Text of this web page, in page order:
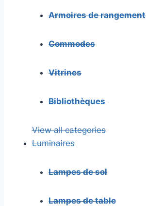
Armoires de rangement
Commodes
Vitrines
Bibliothèques
View all categories
Luminaires
Lampes de sol
Lampes de table